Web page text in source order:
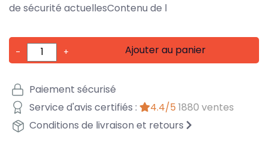
de sécurité actuellesContenu de l
- + Ajouter au panier
Paiement sécurisé
Service d'avis certifiés :
4.4/5 1880 ventes
Conditions de livraison et retours